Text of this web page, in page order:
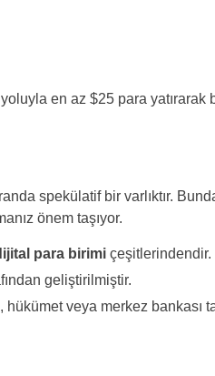
en az $25 para yatırarak
spekülatif bir varlıktır.
önem taşıyor.
para birimi çeşitlerindendir.
geliştirilmiştir.
veya merkez bankası